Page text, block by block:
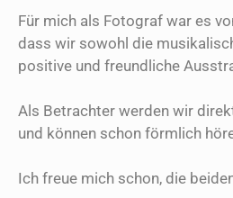
Für mich als Fotograf war es
dass wir sowohl die
positive und freundliche
Als Betrachter werden wir
und können schon förmlich
Ich freue mich schon, die